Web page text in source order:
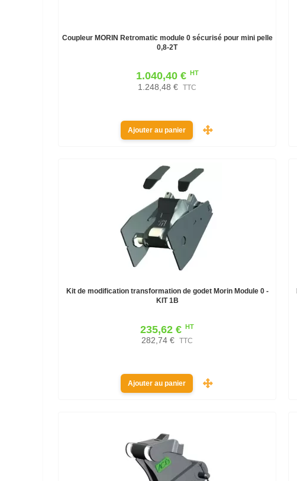
Coupleur MORIN Retromatic module 0 sécurisé pour mini pelle
0,8-2T
1.040,40 € HT
1.248,48 € TTC
Ajouter au panier
Kit de modification transformation de godet Morin Module 0 -
KIT 1B
235,62 € HT
282,74 € TTC
Ajouter au panier